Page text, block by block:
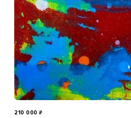
210 000 ₽